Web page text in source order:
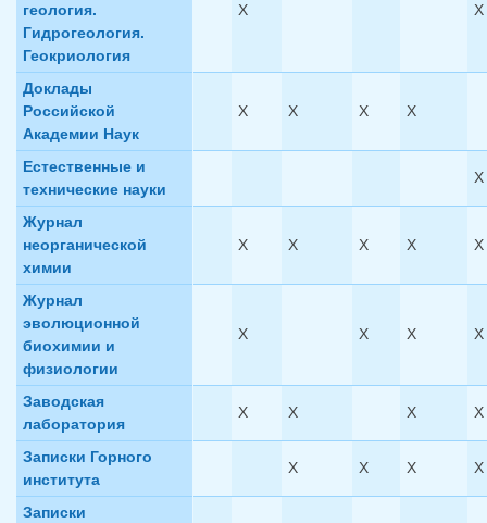
геология.
Гидрогеология.
Геокриология
X X
Доклады
Российской
Академии Наук
X X X X
Естественные и
технические науки
X
Журнал
неорганической
химии
X X X X X
Журнал
эволюционной
биохимии и
физиологии
X X X X
Заводская
лаборатория
X X X X
Записки Горного
института
X X X X
Записки